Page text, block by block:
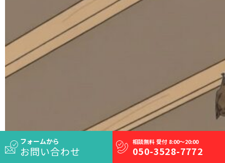
フォームから
お問い合わせ
相談無料 受付 8:00～20:00
050-3528-7772